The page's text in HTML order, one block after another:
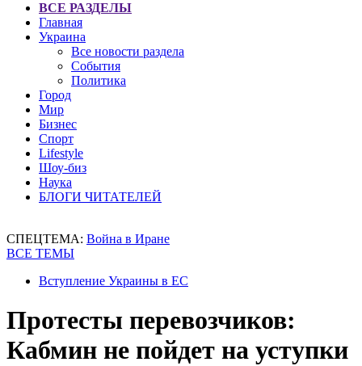
ВСЕ РАЗДЕЛЫ
Главная
Украина
Все новости раздела
События
Политика
Город
Мир
Бизнес
Спорт
Lifestyle
Шоу-биз
Наука
БЛОГИ ЧИТАТЕЛЕЙ
СПЕЦТЕМА: Война в Иране
ВСЕ ТЕМЫ
Вступление Украины в ЕС
Протесты перевозчиков:
Кабмин не пойдет на уступки